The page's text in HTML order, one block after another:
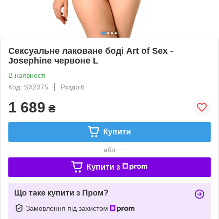
Сексуальне лаковане боді Art of Sex -
Josephine червоне L
В наявності
Код: SX2375
Роздріб
1 689 ₴
Купити
або
Купити з
Що таке купити з Пром?
Замовлення під захистом